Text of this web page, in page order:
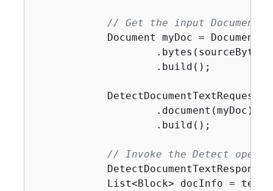
// Get the input Document
Document myDoc =
                    .bytes(sourceBytes)
                    .build();
DetectDocumentTextRequest
                    .document(myDoc)
                    .build();
// Invoke the Detect
List<Block> docInfo =